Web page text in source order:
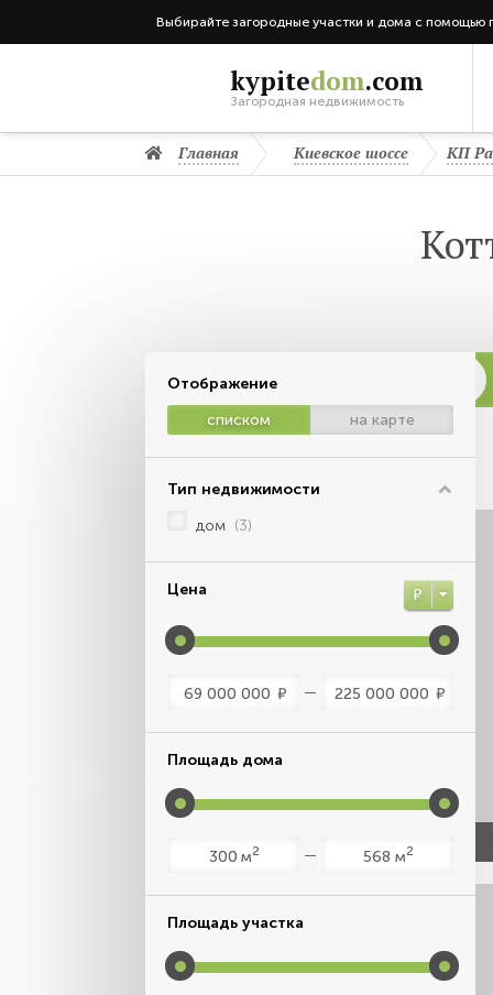
Выбирайте загородные участки и дома с помощью
kypitedom.com
Загородная недвижимость
Главная Киевское шоссе КП
Отображение
списком
на карте
Тип недвижимости
дом (3)
Цена Р
Р Р
Площадь дома
м2 м2
Площадь участка